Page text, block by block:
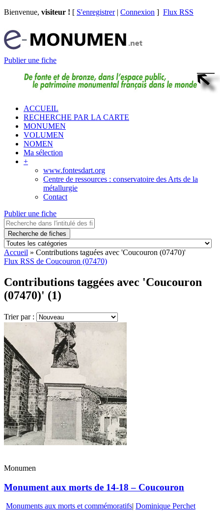
Bienvenue, visiteur ! [ S'enregistrer| Connexion ] Flux RSS
Publier une fiche
ACCUEIL
RECHERCHE PAR LA CARTE
MONUMEN
VOLUMEN
NOMEN
Ma sélection
+
www.fontesdart.org
Centre de ressources : conservatoire des Arts de la
métallurgie
Contact
Publier une fiche
Recherche de fiches
Accueil » Contributions taguées avec 'Coucouron (07470)'
Flux RSS de Coucouron (07470)
Contributions taggées avec 'Coucouron
(07470)' (1)
Trier par :
Monumen
Monument aux morts de 14-18 – Coucouron
Monuments aux morts et commémoratifs| Dominique Perchet